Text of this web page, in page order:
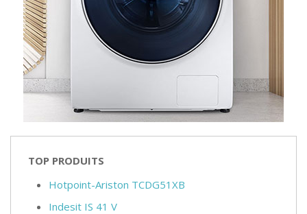
TOP PRODUITS
Hotpoint-Ariston TCDG51XB
Indesit IS 41 V